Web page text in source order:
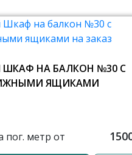
ШКАФ НА БАЛКОН №30 С
ЯЩИКАМИ
пог. метр от